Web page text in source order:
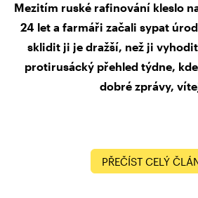
Mezitím ruské rafinování kleslo
24 let a farmáři začali sypat
sklidit ji je dražší, než ji
protirusácký přehled týdne,
dobré zprávy,
PŘEČÍST CELÝ